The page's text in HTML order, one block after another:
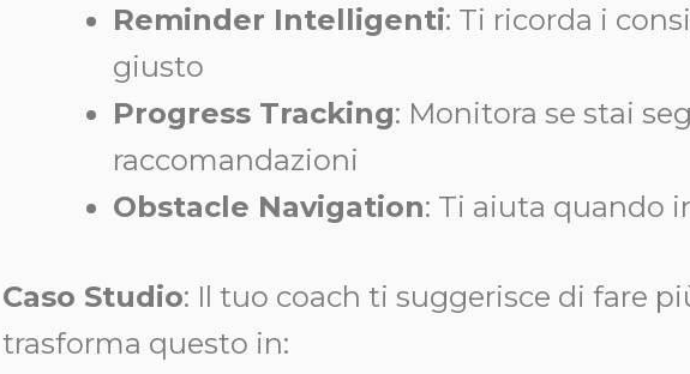
Reminder Intelligenti: Ti ricorda i
giusto
Progress Tracking: Monitora se stai
raccomandazioni
Obstacle Navigation: Ti aiuta quando
Caso Studio: Il tuo coach ti suggerisce di fare
trasforma questo in: